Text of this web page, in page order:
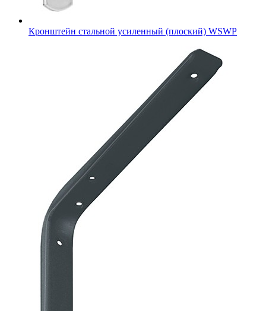
Кронштейн стальной усиленный (плоский) WSWP